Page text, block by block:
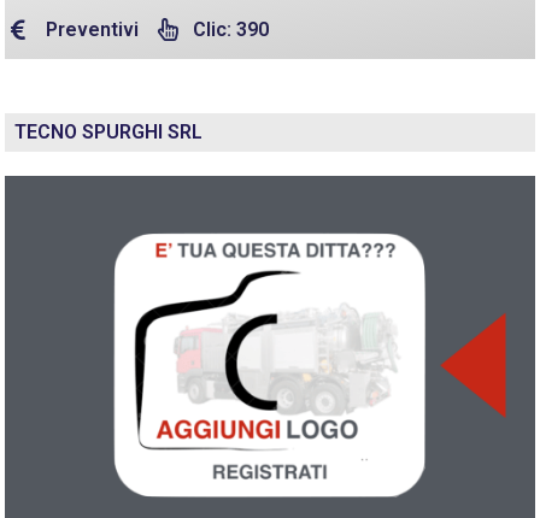
Preventivi Clic: 390
TECNO SPURGHI SRL